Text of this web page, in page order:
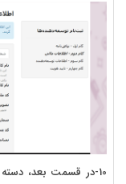
10-در قسمت بعد،